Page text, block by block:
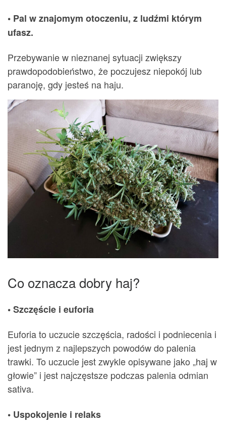
• Pal w znajomym otoczeniu, z ludźmi którym
ufasz.
Przebywanie w nieznanej sytuacji zwiększy
prawdopodobieństwo, że poczujesz niepokój lub
paranoję, gdy jesteś na haju.
Co oznacza dobry haj?
• Szczęście i euforia
Euforia to uczucie szczęścia, radości i podniecenia i
jest jednym z najlepszych powodów do palenia
trawki. To uczucie jest zwykle opisywane jako „haj w
głowie” i jest najczęstsze podczas palenia odmian
sativa.
• Uspokojenie i relaks